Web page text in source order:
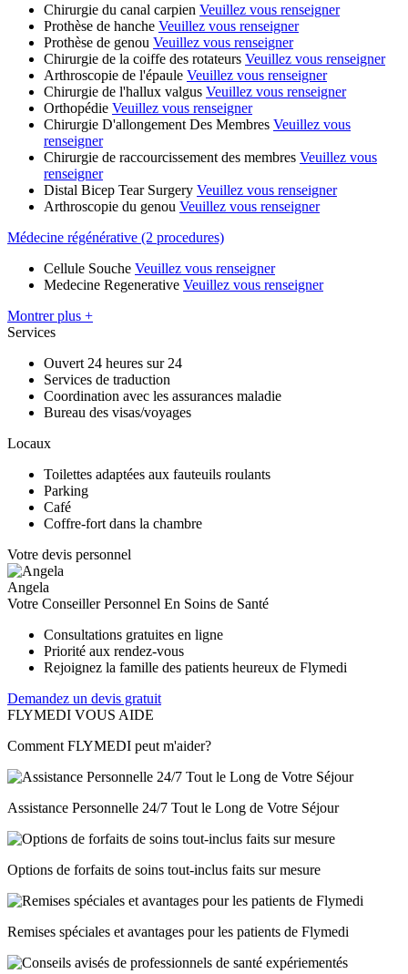
Chirurgie du canal carpien Veuillez vous renseigner
Prothèse de hanche Veuillez vous renseigner
Prothèse de genou Veuillez vous renseigner
Chirurgie de la coiffe des rotateurs Veuillez vous renseigner
Arthroscopie de l'épaule Veuillez vous renseigner
Chirurgie de l'hallux valgus Veuillez vous renseigner
Orthopédie Veuillez vous renseigner
Chirurgie D'allongement Des Membres Veuillez vous
renseigner
Chirurgie de raccourcissement des membres Veuillez vous
renseigner
Distal Bicep Tear Surgery Veuillez vous renseigner
Arthroscopie du genou Veuillez vous renseigner
Médecine régénérative (2 procedures)
Cellule Souche Veuillez vous renseigner
Medecine Regenerative Veuillez vous renseigner
Montrer plus +
Services
Ouvert 24 heures sur 24
Services de traduction
Coordination avec les assurances maladie
Bureau des visas/voyages
Locaux
Toilettes adaptées aux fauteuils roulants
Parking
Café
Coffre-fort dans la chambre
Votre devis personnel
Angela
Votre Conseiller Personnel En Soins de Santé
Consultations gratuites en ligne
Priorité aux rendez-vous
Rejoignez la famille des patients heureux de Flymedi
Demandez un devis gratuit
FLYMEDI VOUS AIDE
Comment FLYMEDI peut m'aider?
Assistance Personnelle 24/7 Tout le Long de Votre Séjour
Options de forfaits de soins tout-inclus faits sur mesure
Remises spéciales et avantages pour les patients de Flymedi